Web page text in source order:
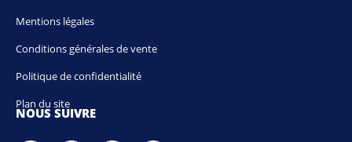
Mentions légales
Conditions générales de vente
Politique de confidentialité
Plan du site
NOUS SUIVRE